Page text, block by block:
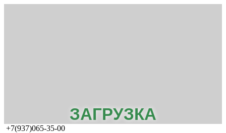
ЗАГРУЗКА
+7(937)065-35-00